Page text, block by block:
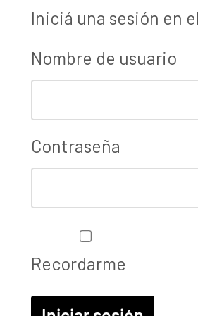
Iniciá una sesión en
Nombre de usuario
Contraseña
Recordarme